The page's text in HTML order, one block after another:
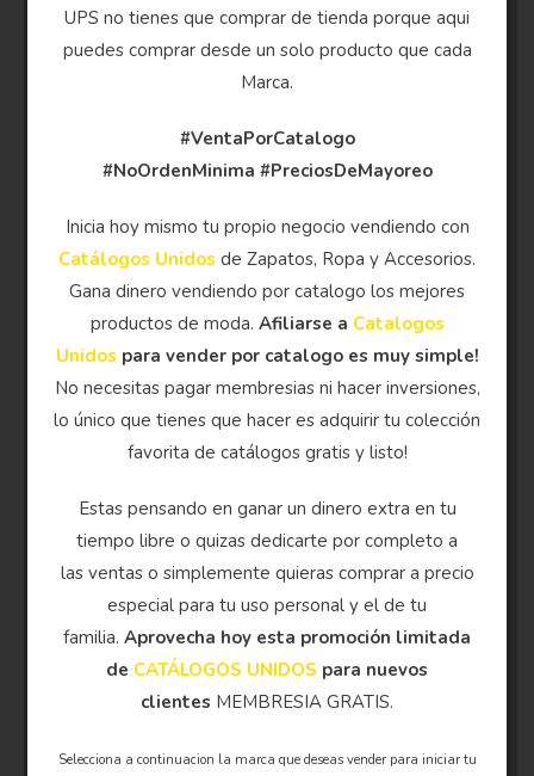
UPS no tienes que comprar de tienda porque aqui
puedes comprar desde un solo producto que cada
Marca.
#VentaPorCatalogo
#NoOrdenMinima #PreciosDeMayoreo
Inicia hoy mismo tu propio negocio vendiendo con
Catálogos Unidos de Zapatos, Ropa y Accesorios.
Gana dinero vendiendo por catalogo los mejores
productos de moda. Afiliarse a Catalogos
Unidos para vender por catalogo es muy simple!
No necesitas pagar membresias ni hacer inversiones,
lo único que tienes que hacer es adquirir tu colección
favorita de catálogos gratis y listo!
Estas pensando en ganar un dinero extra en tu
tiempo libre o quizas dedicarte por completo a
las ventas o simplemente quieras comprar a precio
especial para tu uso personal y el de tu
familia.Aprovecha hoy esta promoción limitada
de CATÁLOGOS UNIDOS para nuevos
clientes MEMBRESIA GRATIS.
Selecciona a continuacion la marca que deseas vender para iniciar tu